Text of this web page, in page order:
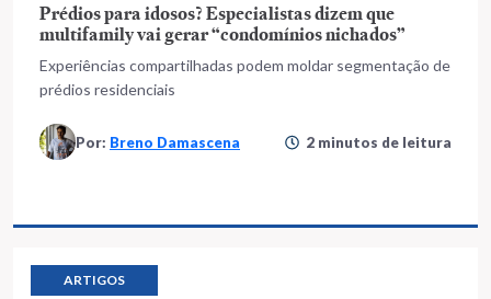
Prédios para idosos? Especialistas dizem que
multifamily vai gerar “condomínios nichados”
Experiências compartilhadas podem moldar segmentação de
prédios residenciais
Por: Breno Damascena 2 minutos de leitura
ARTIGOS